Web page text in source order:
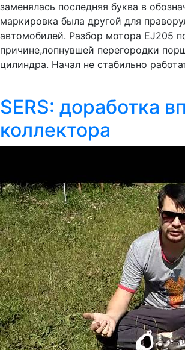
заменялась последняя буква в
маркировка была другой для
автомобилей. Разбор мотора EJ205
причине,лопнувшей перегородки
цилиндра. Начал не стабильно
SERS: доработка
коллектора